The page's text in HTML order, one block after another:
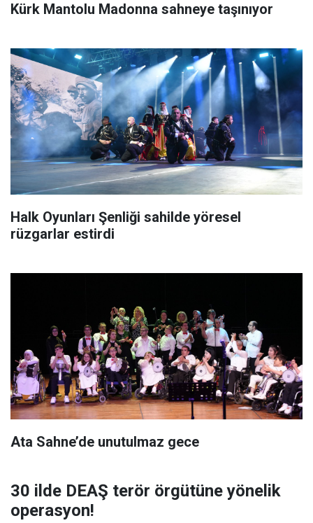
Kürk Mantolu Madonna sahneye taşınıyor
Halk Oyunları Şenliği sahilde yöresel
rüzgarlar estirdi
Ata Sahne’de unutulmaz gece
30 ilde DEAŞ terör örgütüne yönelik
operasyon!